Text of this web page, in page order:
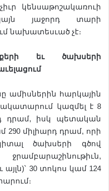
կենսաթոշակառուի
յաջորդ տարի
նախատեսւած չէ։
եւ
ծախսերի
ւելացում
ամիսներին հարկային
կազմել է 8
դրամ, իսկ պետական
290 միլիարդ դրամ, որի
ծախսերի գծով
30 տոկոս կամ 124